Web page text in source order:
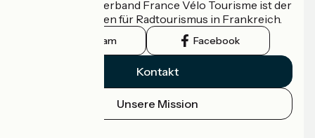
Der nationale Verband France Vélo Tourisme ist der
offizielle Leitfaden für Radtourismus in Frankreich.
Instagram Facebook
Kontakt
Unsere Mission